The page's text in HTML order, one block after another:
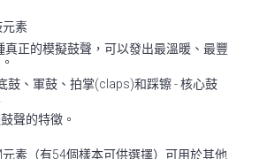
元素
真正的模擬鼓聲，可以發出最溫暖、最豐
鼓、軍鼓、拍掌(claps)和踩镲 - 核心鼓
聲的特徵。
素（有54個樣本可供選擇）可用於其他